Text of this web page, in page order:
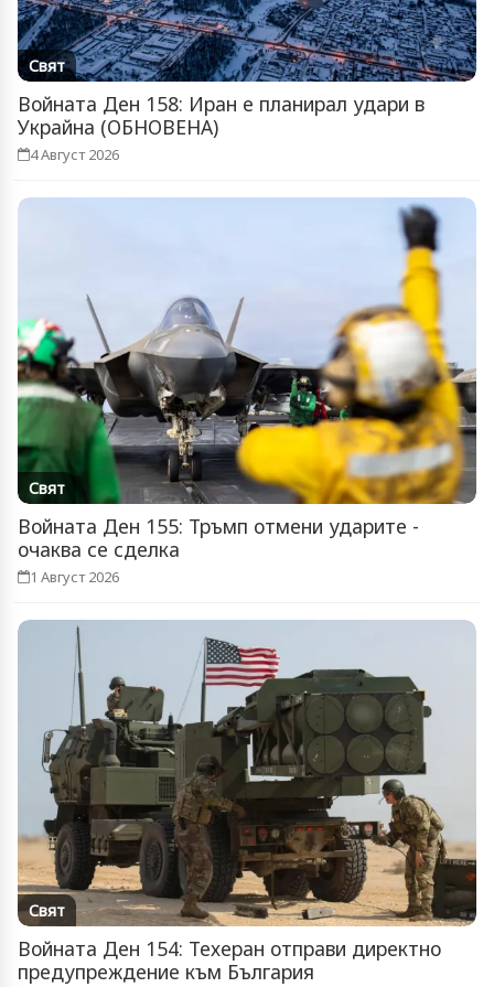
Свят
Войната Ден 158: Иран е планирал удари в
Украйна (ОБНОВЕНА)
4 Август 2026
Свят
Войната Ден 155: Тръмп отмени ударите -
очаква се сделка
1 Август 2026
Свят
Войната Ден 154: Техеран отправи директно
предупреждение към България